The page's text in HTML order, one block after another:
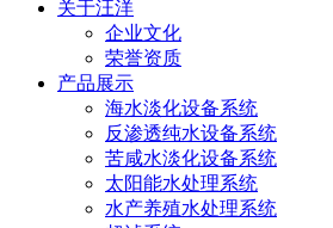
关于汪洋
企业文化
荣誉资质
产品展示
海水淡化设备系统
反渗透纯水设备系统
苦咸水淡化设备系统
太阳能水处理系统
水产养殖水处理系统